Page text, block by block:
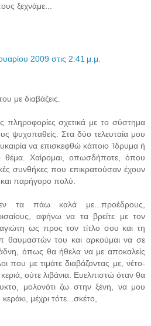
ξεχνάμε...
2009 στις 2:41 μ.μ.
με διαβάζεις.
πληροφορίες σχετικά με το σύστημα
ψυχοπαθείς. Στα δύο τελευταία μου
να επισκεφθώ κάποιο Ίδρυμα ή
Χαίρομαι, οπωσδήποτε, όπου
συνθήκες που επικρατούσαν έχουν
και παρήγορο πολύ.
τα πάω καλά με...προέδρους,
αφήνω να τα βρείτε με τον
ως προς τον τίτλο σου και τη
θαυμαστών του και αρκούμαι να σε
όπως θα ήθελα να με αποκαλείς
που με τιμάτε διαβάζοντας με, νέτο-
ούτε λιβάνια. Ευελπιστώ όταν θα
μολονότι ζω στην ξένη, να μου
μέχρι τότε...σκέτο,